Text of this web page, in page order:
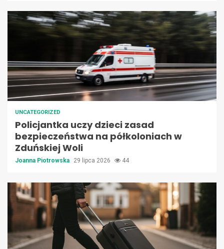
UNCATEGORIZED
Policjantka uczy dzieci zasad
bezpieczeństwa na półkoloniach w
Zduńskiej Woli
Joanna Piotrowska 29 lipca 2026 44